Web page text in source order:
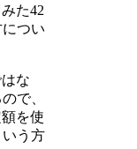
た42
つい
な
で、
を使
う方